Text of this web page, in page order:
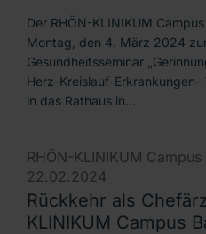
Der RHÖN-KLINIKUM
Montag, den 4. März 2024
Gesundheitsseminar
Herz-Kreislauf-
in das Rathaus in…
RHÖN-KLINIKUM Campus
22.02.2024
Rückkehr als
KLINIKUM Campus